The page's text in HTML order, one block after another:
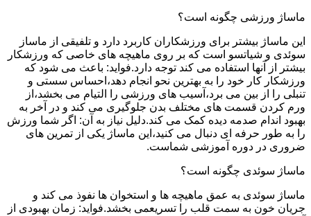
ماساژ ورزشی چگونه است؟
این ماساژ بیشتر برای ورزشکاران کاربرد دارد و تلفیقی از ماساز
سوئدی و شیاتسو است که بر روی ماهیچه های خاصی که ورزشکار
بیشتر از آنها استفاده می کند توجه دارد.فواید: باعث می شود که
ورزشکار کار خود را به بهترین نحو انجام دهد،احساس سستی و
تنبلی را از بین می برد،آسیب های ورزشی را التیام می بخشد،از
ورم کردن قسمت های مختلف بدن جلوگیری می کند و در آخر به
بهبود اندام صدمه دیده کمک می کند.دلیل نیاز به آن: اگر شما ورزش
را به طور حرفه ای دنبال می کنید،این ماساژ یکی از تمرین های
ضروری در دوره آموزشی شماست.
ماساژ سوئدی چگونه است؟
ماساژ سوئدی به عمق ماهیچه ها و استخوان ها نفوذ می کند و
جریان خون به سمت قلب را تسریعمی بخشد.فواید: زمان بهبودی از